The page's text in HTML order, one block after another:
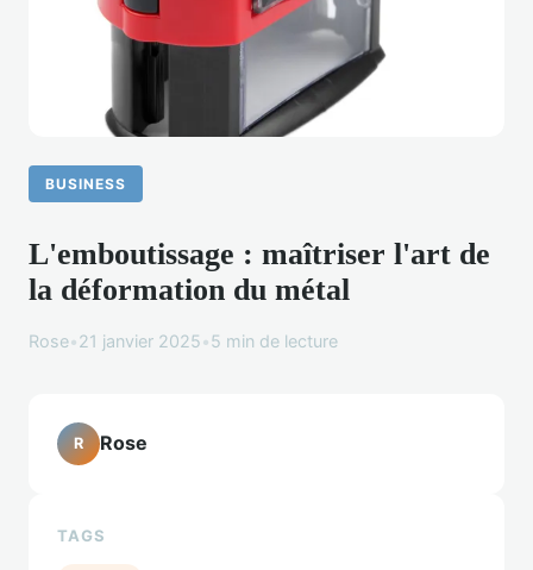
BUSINESS
L'emboutissage : maîtriser l'art de
la déformation du métal
Rose•21 janvier 2025•5 min de lecture
R Rose
TAGS